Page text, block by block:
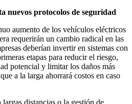
nuevos protocolos de seguridad
aumento de los vehículos eléctricos
requerirán un cambio radical en las
deberían invertir en sistemas con
etapas para reducir el riesgo,
potencial y limitar los daños más
a la larga ahorrará costos en caso